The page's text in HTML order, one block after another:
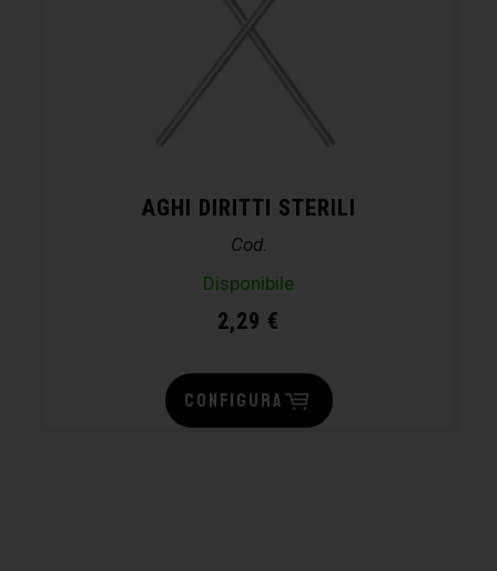
AGHI DIRITTI STERILI
Cod.
Disponibile
2,29 €
CONFIGURA